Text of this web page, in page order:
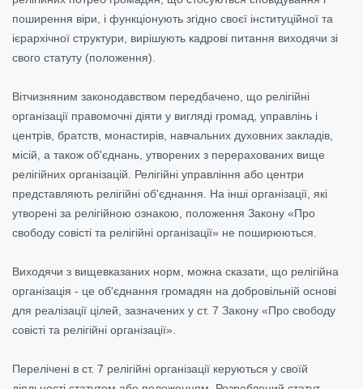
поширення віри, і функціонують згідно своєї інституційної та
ієрархічної структури, вирішують кадрові питання виходячи зі
свого статуту (положення).
Вітчизняним законодавством передбачено, що релігійні
організації правомочні діяти у вигляді громад, управлінь і
центрів, братств, монастирів, навчальних духовних закладів,
місій, а також об'єднань, утворених з перерахованих вище
релігійних організацій. Релігійні управління або центри
представляють релігійні об'єднання. На інші організації, які
утворені за релігійною ознакою, положення Закону «Про
свободу совісті та релігійні організації» не поширюються.
Виходячи з вищевказаних норм, можна сказати, що релігійна
організація - це об'єднання громадян на добровільній основі
для реалізації цілей, зазначених у ст. 7 Закону «Про свободу
совісті та релігійні організації».
Перелічені в ст. 7 релігійні організації керуються у своїй